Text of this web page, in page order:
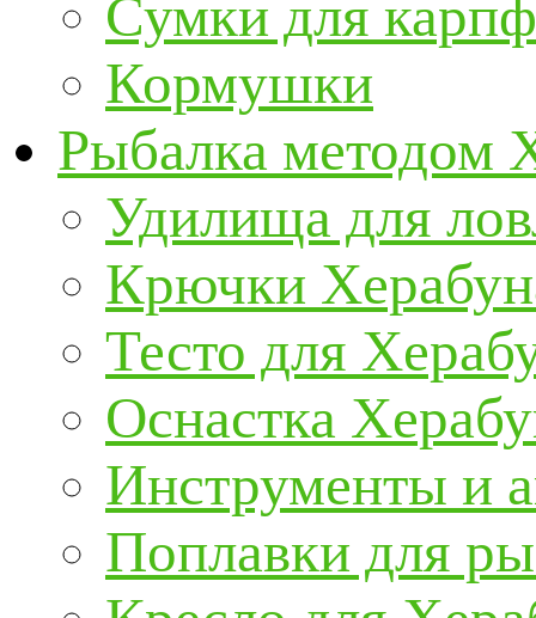
Сумки для
Кормушки
Рыбалка методом
Удилища для
Крючки
Тесто для
Оснастка
Инструменты и
Поплавки для